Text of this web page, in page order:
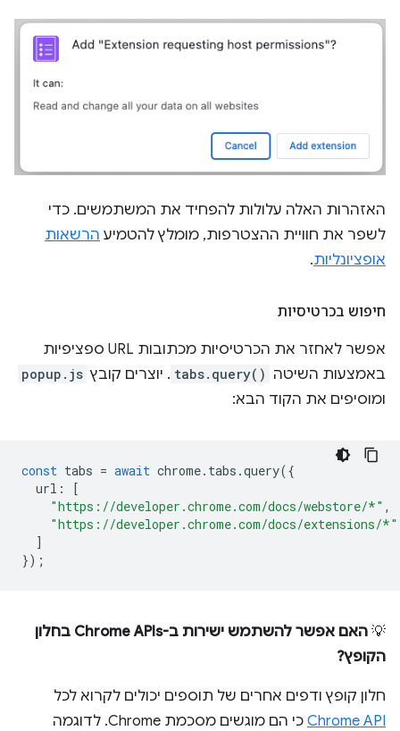
האזהרות האלה עלולות להפחיד את המשתמשים. כדי
לשפר את חוויית ההצטרפות, מומלץ להטמיע הרשאות
אופציונליות.
חיפוש בכרטיסיות
אפשר לאחזר את הכרטיסיות מכתובות URL ספציפיות
באמצעות השיטה tabs.query() . יוצרים קובץ popup.js
ומוסיפים את הקוד הבא:
const tabs = await chrome. tabs .query({
url :
[
"https://developer.chrome.com/docs/webstore/*" ,
"https://developer.chrome.com/docs/extensions/*"
]
});
💡
האם אפשר להשתמש ישירות ב-Chrome APIs בחלון
הקופץ?
חלון קופץ ודפים אחרים של תוספים יכולים לקרוא לכל
Chrome API כי הם מוגשים מסכמת Chrome. לדוגמה